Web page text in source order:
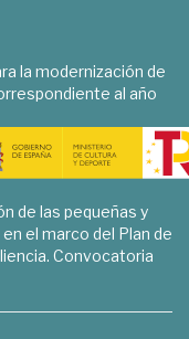
la modernización de
al año
de las pequeñas y
el marco del Plan de
Convocatoria